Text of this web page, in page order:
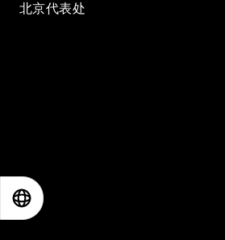
北京代表处